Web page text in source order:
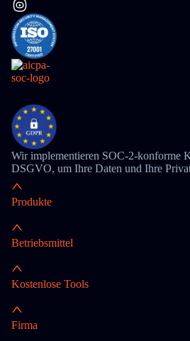
Wir implementieren SOC-2-konforme
DSGVO, um Ihre Daten und Ihre
Produkte
Betriebsmittel
Kostenlose Tools
Firma